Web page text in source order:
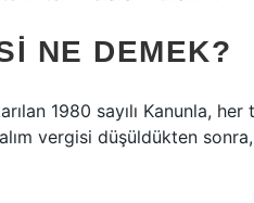
NE DEMEK?
1980 sayılı Kanunla,
vergisi düşüldükten